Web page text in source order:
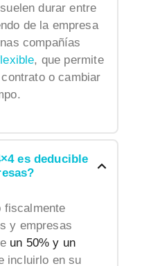
durar entre
de la empresa
compañías
, que permite
o cambiar
es deducible
fiscalmente
y empresas
un 50% y un
incluirlo en su